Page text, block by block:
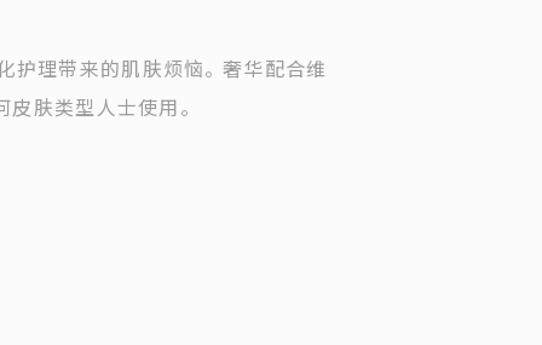
护理带来的肌肤烦恼。 奢华配合维
皮肤类型人士使用。